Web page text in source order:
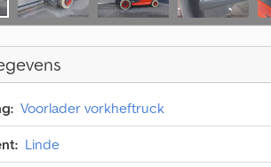
Voorlader vorkheftruck
Linde